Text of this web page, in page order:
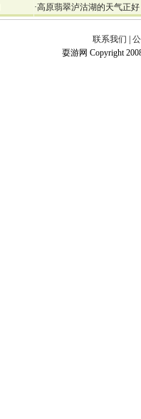
·高原翡翠泸沽湖的天气正好
联系我们
耍游网 Copyright